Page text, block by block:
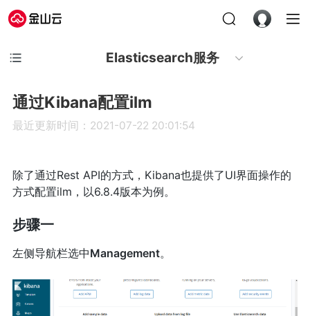
Elasticsearch服务
通过Kibana配置ilm
最近更新时间：2021-07-22 20:01:54
除了通过Rest API的方式，Kibana也提供了UI界面操作的
方式配置ilm，以6.8.4版本为例。
步骤一
左侧导航栏选中Management。